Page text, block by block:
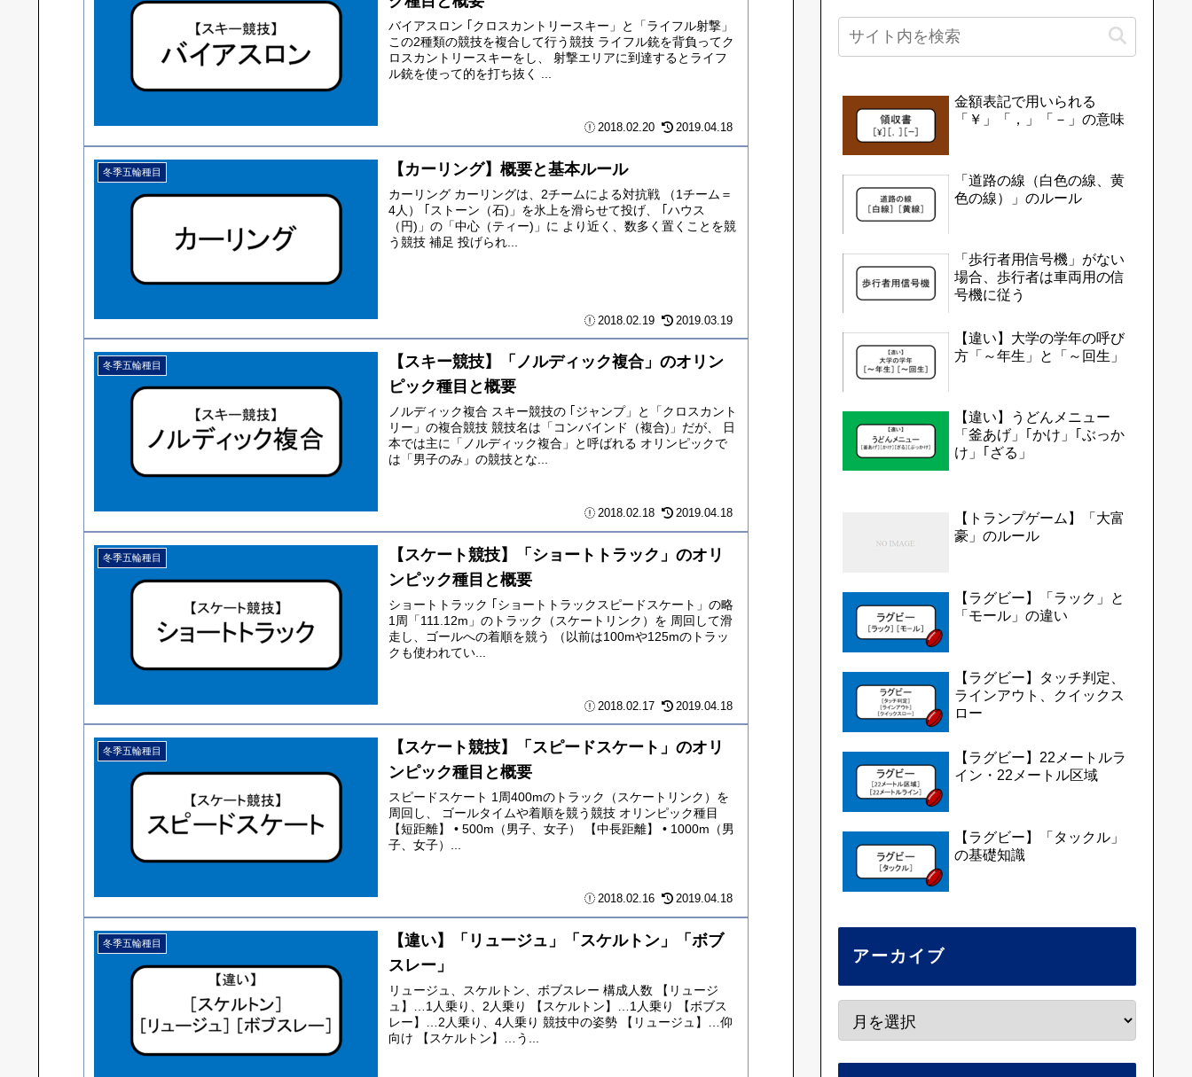
バイアスロン ｢クロスカントリースキー」と「ライフル射撃」
この2種類の競技を複合して行う競技 ライフル銃を背負ってク
ロスカントリースキーをし、 射撃エリアに到達するとライフ
ル銃を使って的を打ち抜く ...
2018.02.20 2019.04.18
冬季五輪種目 【カーリング】概要と基本ルール
カーリング カーリングは、2チームによる対抗戦 （1チーム＝
4人） ｢ストーン（石)」を氷上を滑らせて投げ、 ｢ハウス
（円)」の「中心（ティー)」に より近く、数多く置くことを競
う競技 補足 投げられ...
2018.02.19 2019.03.19
冬季五輪種目
【スキー競技】「ノルディック複合」のオリン
ピック種目と概要
ノルディック複合 スキー競技の ｢ジャンプ」と「クロスカント
リー」の複合競技 競技名は「コンバインド（複合)」だが、 日
本では主に「ノルディック複合」と呼ばれる オリンピックで
は「男子のみ」の競技とな...
2018.02.18 2019.04.18
冬季五輪種目
【スケート競技】「ショートトラック」のオリ
ンピック種目と概要
ショートトラック ｢ショートトラックスピードスケート」の略
1周「111.12m」のトラック（スケートリンク）を 周回して滑
走し、ゴールへの着順を競う （以前は100mや125mのトラッ
クも使われてい...
2018.02.17 2019.04.18
冬季五輪種目
【スケート競技】「スピードスケート」のオリ
ンピック種目と概要
スピードスケート 1周400mのトラック（スケートリンク）を
周回し、 ゴールタイムや着順を競う競技 オリンピック種目
【短距離】 • 500m（男子、女子） 【中長距離】 • 1000m（男
子、女子）...
2018.02.16 2019.04.18
冬季五輪種目
【違い】「リュージュ」「スケルトン」「ボブ
スレー」
リュージュ、スケルトン、ボブスレー 構成人数 【リュージ
ュ】…1人乗り、2人乗り 【スケルトン】…1人乗り 【ボブス
レー】…2人乗り、4人乗り 競技中の姿勢 【リュージュ】…仰
向け 【スケルトン】…う...
金額表記で用いられる
「￥」「，」「－」の意味
「道路の線（白色の線、黄
色の線）」のルール
「歩行者用信号機」がない
場合、歩行者は車両用の信
号機に従う
【違い】大学の学年の呼び
方「～年生」と「～回生」
【違い】うどんメニュー
「釜あげ」｢かけ」｢ぶっか
け」｢ざる」
【トランプゲーム】「大富
豪」のルール
【ラグビー】「ラック」と
「モール」の違い
【ラグビー】タッチ判定、
ラインアウト、クイックス
ロー
【ラグビー】22メートルラ
イン・22メートル区域
【ラグビー】「タックル」
の基礎知識
アーカイブ